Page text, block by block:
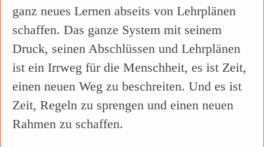
ganz neues Lernen abseits von Lehrplänen
schaffen. Das ganze System mit seinem
Druck, seinen Abschlüssen und Lehrplänen
ist ein Irrweg für die Menschheit, es ist Zeit,
einen neuen Weg zu beschreiten. Und es ist
Zeit, Regeln zu sprengen und einen neuen
Rahmen zu schaffen.